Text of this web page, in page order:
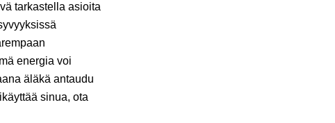
tarkastella asioita
energia voi
äläkä antaudu
sinua, ota